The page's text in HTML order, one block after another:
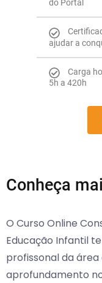
do Portal
ajudar a
Carga
5h a 420h
Conheça
O Curso Online
Educação Infantil
profissonal da
aprofundamento